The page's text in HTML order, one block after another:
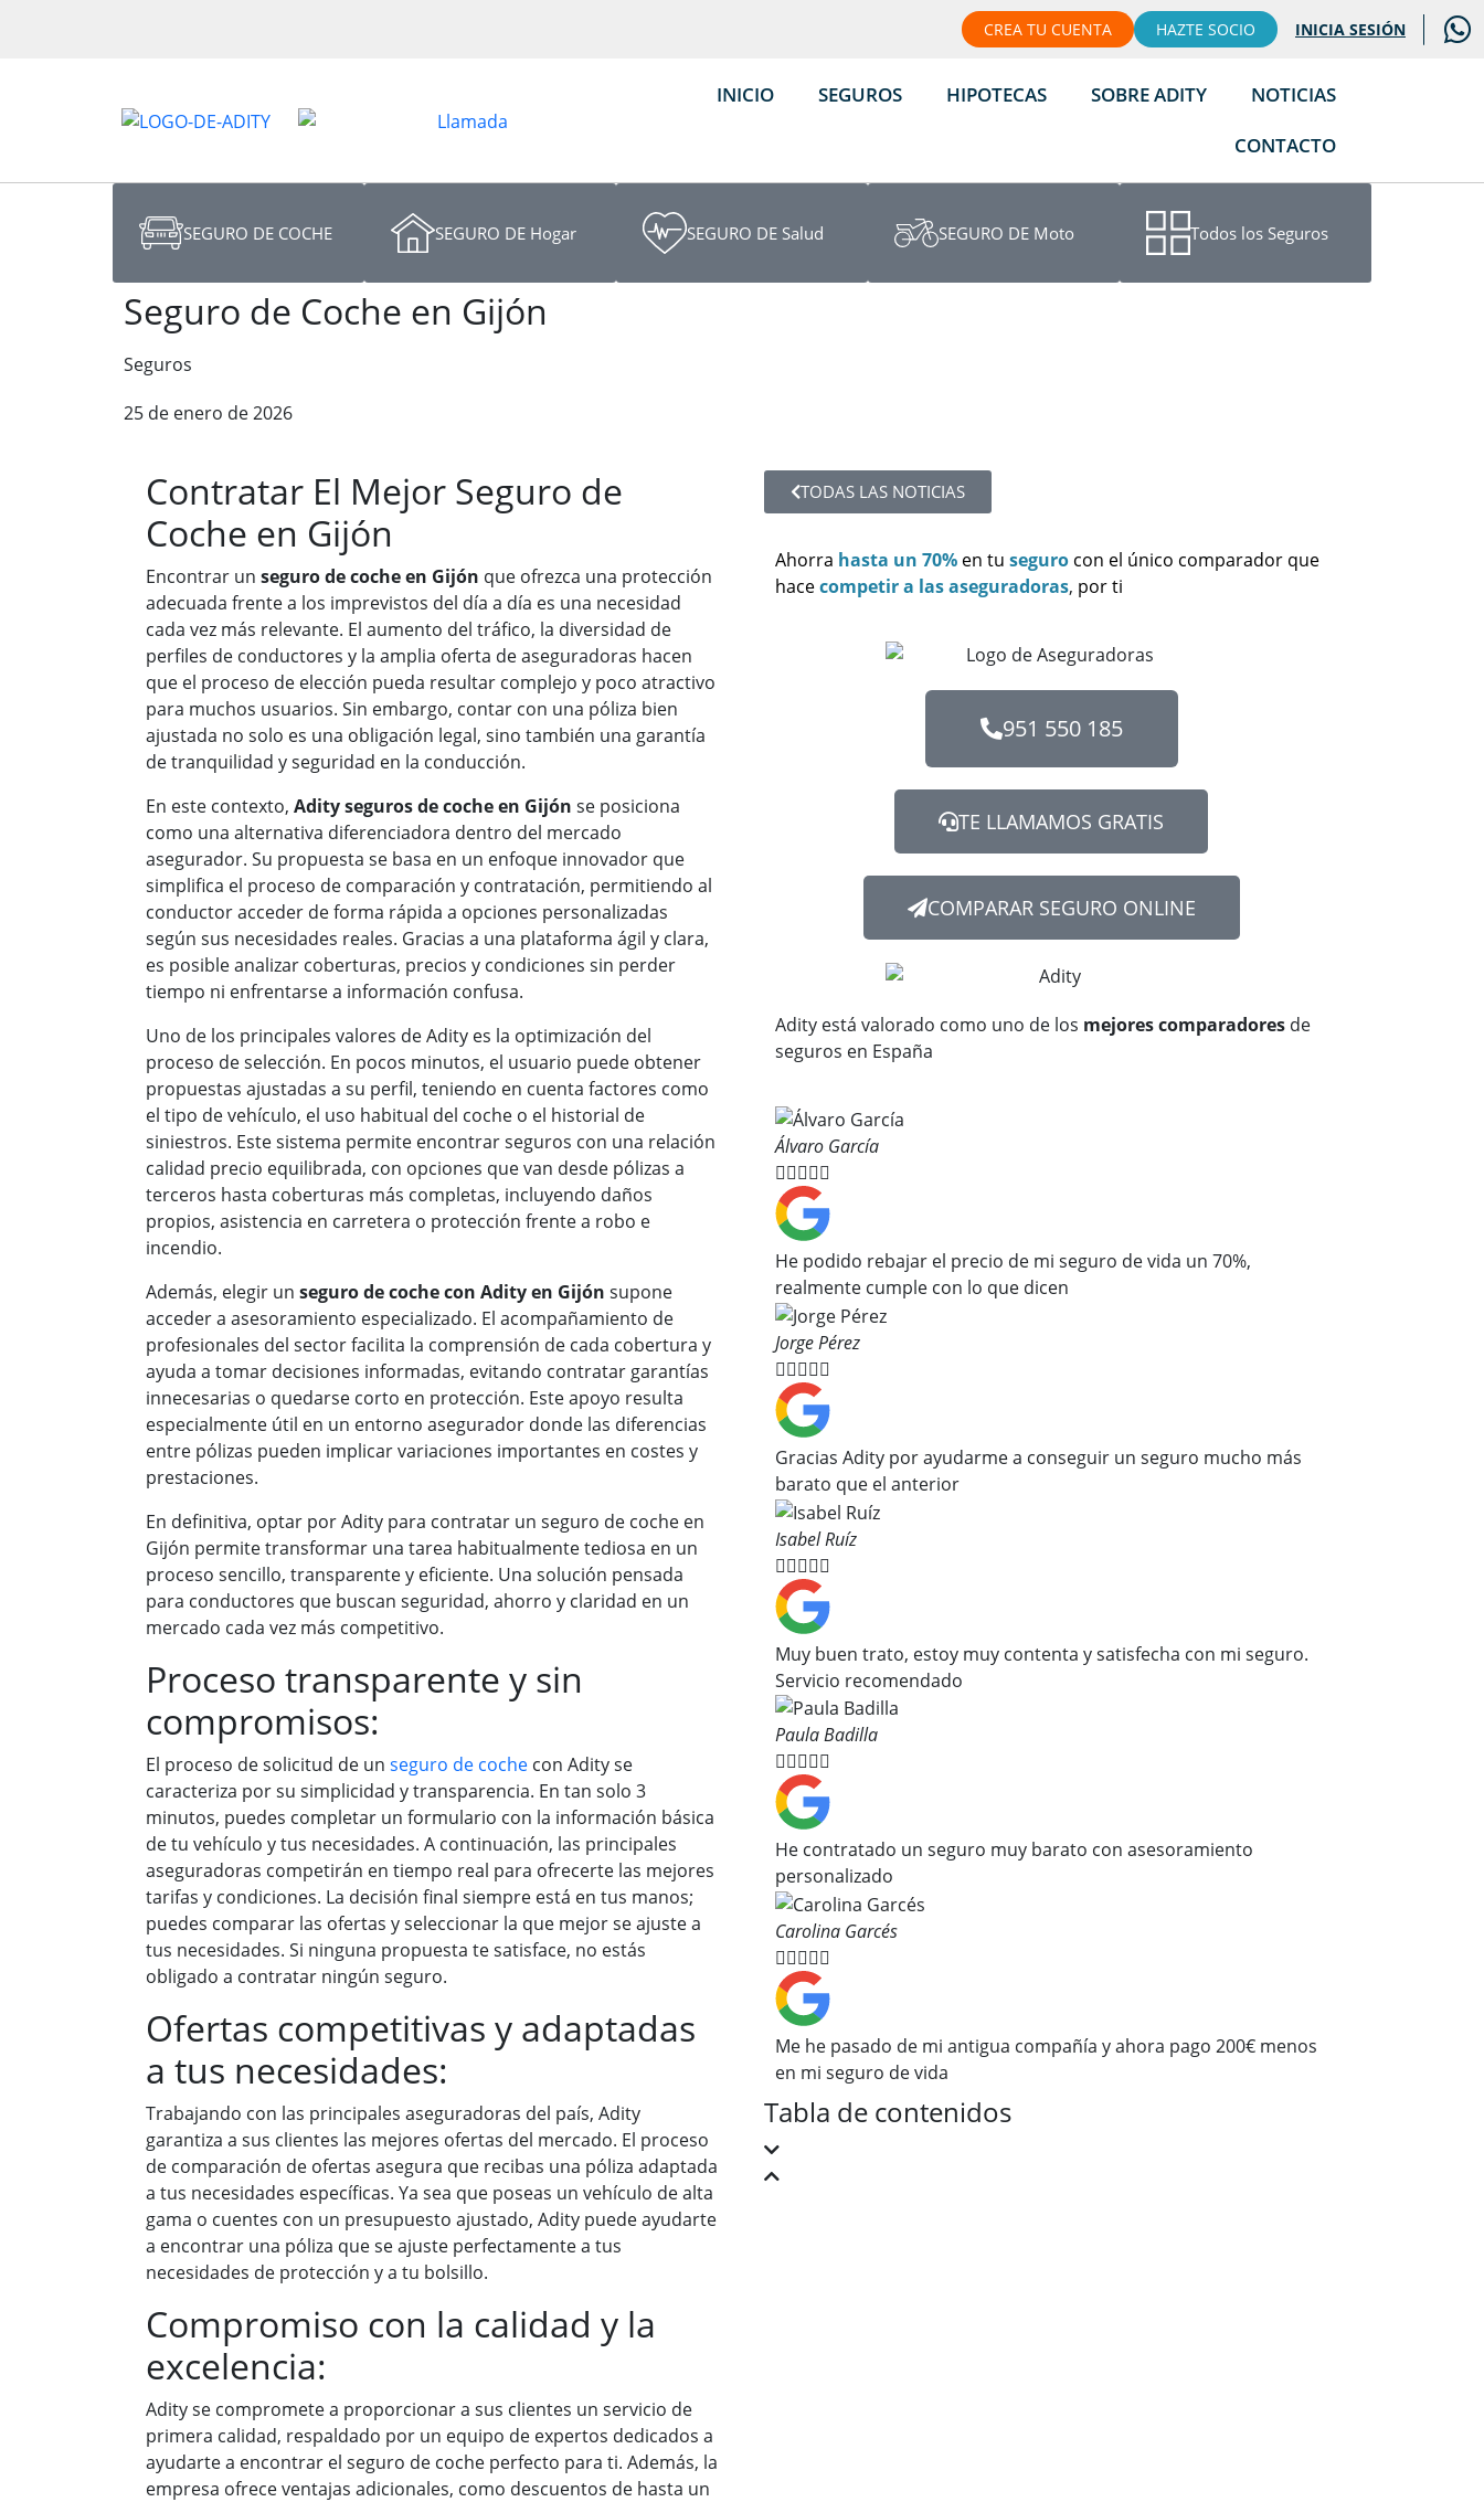
CREA TU CUENTA HAZTE SOCIO INICIA SESIÓN
INICIO SEGUROS HIPOTECAS SOBRE ADITY
NOTICIAS
CONTACTO
SEGURO DE COCHE SEGURO DE Hogar SEGURO DE Salud SEGURO DE Moto Todos los Seguros
Seguro de Coche en Gijón
Seguros
25 de enero de 2026
Contratar El Mejor Seguro de
Coche en Gijón
Encontrar un seguro de coche en Gijón que ofrezca una protección
adecuada frente a los imprevistos del día a día es una necesidad
cada vez más relevante. El aumento del tráfico, la diversidad de
perfiles de conductores y la amplia oferta de aseguradoras hacen
que el proceso de elección pueda resultar complejo y poco atractivo
para muchos usuarios. Sin embargo, contar con una póliza bien
ajustada no solo es una obligación legal, sino también una garantía
de tranquilidad y seguridad en la conducción.
En este contexto, Adity seguros de coche en Gijón se posiciona
como una alternativa diferenciadora dentro del mercado
asegurador. Su propuesta se basa en un enfoque innovador que
simplifica el proceso de comparación y contratación, permitiendo al
conductor acceder de forma rápida a opciones personalizadas
según sus necesidades reales. Gracias a una plataforma ágil y clara,
es posible analizar coberturas, precios y condiciones sin perder
tiempo ni enfrentarse a información confusa.
Uno de los principales valores de Adity es la optimización del
proceso de selección. En pocos minutos, el usuario puede obtener
propuestas ajustadas a su perfil, teniendo en cuenta factores como
el tipo de vehículo, el uso habitual del coche o el historial de
siniestros. Este sistema permite encontrar seguros con una relación
calidad precio equilibrada, con opciones que van desde pólizas a
terceros hasta coberturas más completas, incluyendo daños
propios, asistencia en carretera o protección frente a robo e
incendio.
Además, elegir un seguro de coche con Adity en Gijón supone
acceder a asesoramiento especializado. El acompañamiento de
profesionales del sector facilita la comprensión de cada cobertura y
ayuda a tomar decisiones informadas, evitando contratar garantías
innecesarias o quedarse corto en protección. Este apoyo resulta
especialmente útil en un entorno asegurador donde las diferencias
entre pólizas pueden implicar variaciones importantes en costes y
prestaciones.
En definitiva, optar por Adity para contratar un seguro de coche en
Gijón permite transformar una tarea habitualmente tediosa en un
proceso sencillo, transparente y eficiente. Una solución pensada
para conductores que buscan seguridad, ahorro y claridad en un
mercado cada vez más competitivo.
Proceso transparente y sin
compromisos:
El proceso de solicitud de un seguro de coche con Adity se
caracteriza por su simplicidad y transparencia. En tan solo 3
minutos, puedes completar un formulario con la información básica
de tu vehículo y tus necesidades. A continuación, las principales
aseguradoras competirán en tiempo real para ofrecerte las mejores
tarifas y condiciones. La decisión final siempre está en tus manos;
puedes comparar las ofertas y seleccionar la que mejor se ajuste a
tus necesidades. Si ninguna propuesta te satisface, no estás
obligado a contratar ningún seguro.
Ofertas competitivas y adaptadas
a tus necesidades:
Trabajando con las principales aseguradoras del país, Adity
garantiza a sus clientes las mejores ofertas del mercado. El proceso
de comparación de ofertas asegura que recibas una póliza adaptada
a tus necesidades específicas. Ya sea que poseas un vehículo de alta
gama o cuentes con un presupuesto ajustado, Adity puede ayudarte
a encontrar una póliza que se ajuste perfectamente a tus
necesidades de protección y a tu bolsillo.
Compromiso con la calidad y la
excelencia:
Adity se compromete a proporcionar a sus clientes un servicio de
primera calidad, respaldado por un equipo de expertos dedicados a
ayudarte a encontrar el seguro de coche perfecto para ti. Además, la
empresa ofrece ventajas adicionales, como descuentos de hasta un
TODAS LAS NOTICIAS
Ahorra hasta un 70% en tu seguro con el único comparador que
hacecompetir a las aseguradoras, por ti
951 550 185
TE LLAMAMOS GRATIS
COMPARAR SEGURO ONLINE
Adity está valorado como uno de los mejores comparadores de
seguros en España
Álvaro García

He podido rebajar el precio de mi seguro de vida un 70%,
realmente cumple con lo que dicen
Jorge Pérez

Gracias Adity por ayudarme a conseguir un seguro mucho más
barato que el anterior
Isabel Ruíz

Muy buen trato, estoy muy contenta y satisfecha con mi seguro.
Servicio recomendado
Paula Badilla

He contratado un seguro muy barato con asesoramiento
personalizado
Carolina Garcés

Me he pasado de mi antigua compañía y ahora pago 200€ menos
en mi seguro de vida
Tabla de contenidos